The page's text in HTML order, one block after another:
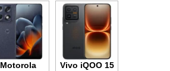
Vivo iQOO 15
Motorola